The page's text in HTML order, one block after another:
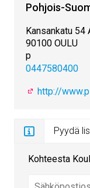
Pohjois-
Kansankatu 54
90100 OULU
p
0447580400
http://
Pyydä
Kohteesta